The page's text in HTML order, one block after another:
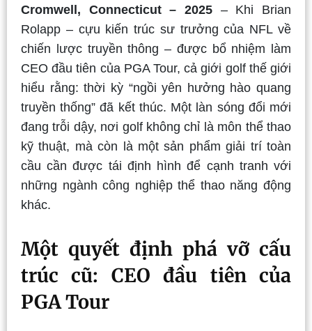
Cromwell, Connecticut – 2025 – Khi Brian
Rolapp – cựu kiến trúc sư trưởng của NFL về
chiến lược truyền thông – được bổ nhiệm làm
CEO đầu tiên của PGA Tour, cả giới golf thế giới
hiểu rằng: thời kỳ “ngồi yên hưởng hào quang
truyền thống” đã kết thúc. Một làn sóng đổi mới
đang trỗi dậy, nơi golf không chỉ là môn thể thao
kỹ thuật, mà còn là một sản phẩm giải trí toàn
cầu cần được tái định hình để cạnh tranh với
những ngành công nghiệp thể thao năng động
khác.
Một quyết định phá vỡ cấu
trúc cũ: CEO đầu tiên của
PGA Tour